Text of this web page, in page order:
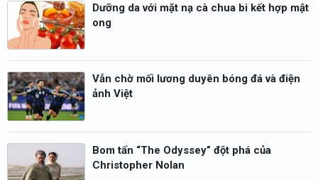
Dưỡng da với mặt nạ cà chua bi kết hợp mật
ong
Vẫn chờ mối lương duyên bóng đá và điện
ảnh Việt
Bom tấn “The Odyssey” đột phá của
Christopher Nolan